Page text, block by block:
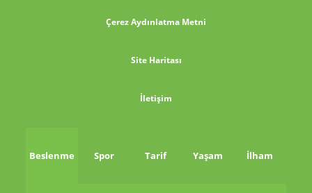
Çerez Aydınlatma Metni
Site Haritası
İletişim
Beslenme Spor Tarif Yaşam İlham